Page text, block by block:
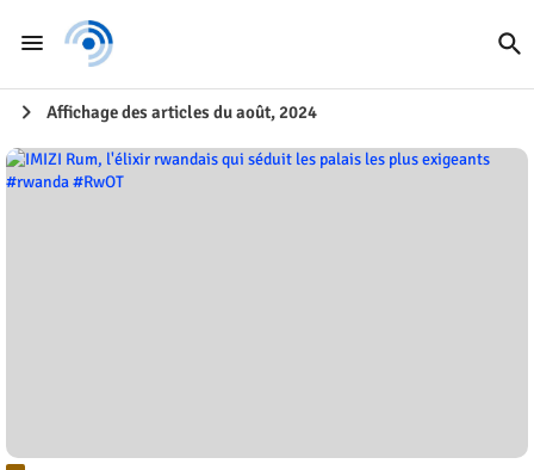
Affichage des articles du août, 2024